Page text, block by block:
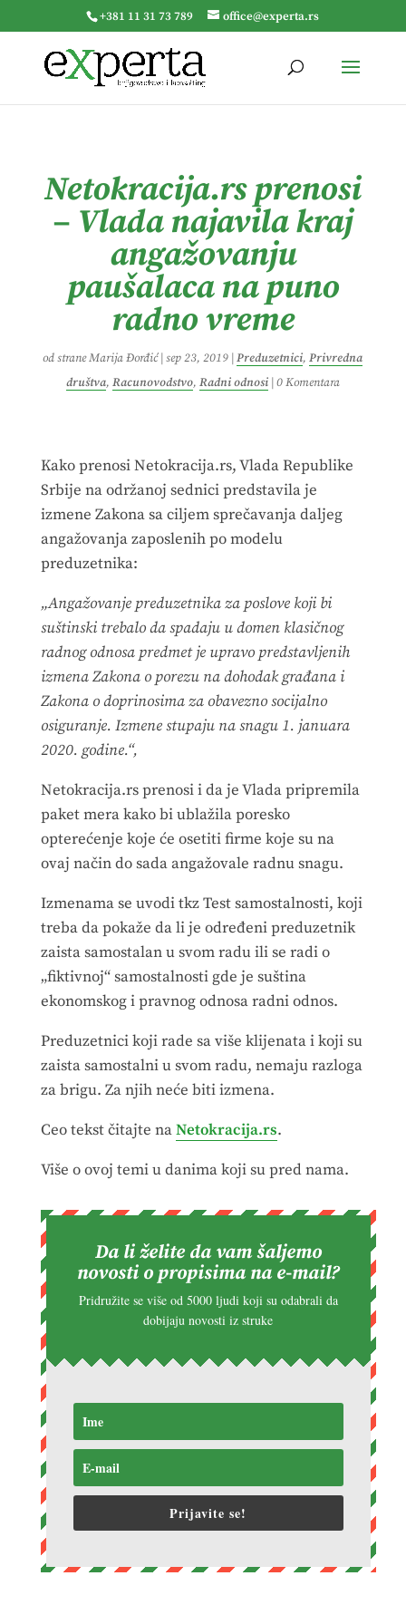
+381 11 31 73 789 office@experta.rs
Netokracija.rs prenosi
– Vlada najavila kraj
angažovanju
paušalaca na puno
radno vreme
od straneMarija Đorđić|sep 23, 2019 |Preduzetnici,Privredna
društva, Racunovodstvo, Radni odnosi| 0 Komentara
Kako prenosi Netokracija.rs, Vlada Republike
Srbije na održanoj sednici predstavila je
izmene Zakona sa ciljem sprečavanja daljeg
angažovanja zaposlenih po modelu
preduzetnika:
„Angažovanje preduzetnika za poslove koji bi
suštinski trebalo da spadaju u domen klasičnog
radnog odnosa predmet je upravo predstavljenih
izmena Zakona o porezu na dohodak građana i
Zakona o doprinosima za obavezno socijalno
osiguranje. Izmene stupaju na snagu 1. januara
2020. godine.“,
Netokracija.rs prenosi i da je Vlada pripremila
paket mera kako bi ublažila poresko
opterećenje koje će osetiti firme koje su na
ovaj način do sada angažovale radnu snagu.
Izmenama se uvodi tkz Test samostalnosti, koji
treba da pokaže da li je određeni preduzetnik
zaista samostalan u svom radu ili se radi o
„fiktivnoj“ samostalnosti gde je suština
ekonomskog i pravnog odnosa radni odnos.
Preduzetnici koji rade sa više klijenata i koji su
zaista samostalni u svom radu, nemaju razloga
za brigu. Za njih neće biti izmena.
Ceo tekst čitajte naNetokracija.rs.
Više o ovoj temi u danima koji su pred nama.
Da li želite da vam šaljemo
novosti o propisima na e-mail?
Pridružite se više od 5000 ljudi koji su odabrali da
dobijaju novosti iz struke
Prijavite se!